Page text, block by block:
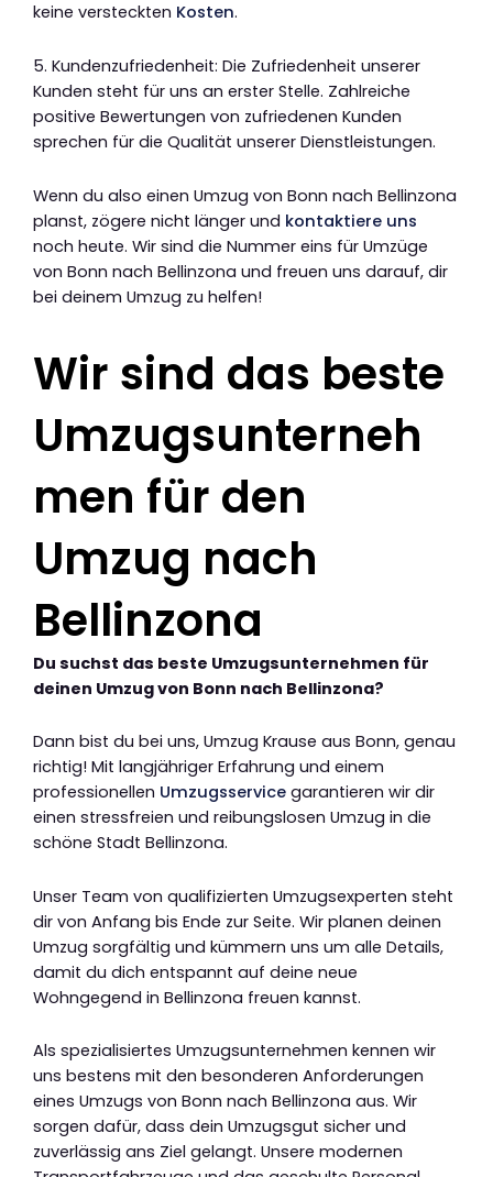
keine versteckten Kosten.
5. Kundenzufriedenheit: Die Zufriedenheit unserer
Kunden steht für uns an erster Stelle. Zahlreiche
positive Bewertungen von zufriedenen Kunden
sprechen für die Qualität unserer Dienstleistungen.
Wenn du also einen Umzug von Bonn nach Bellinzona
planst, zögere nicht länger und kontaktiere uns
noch heute. Wir sind die Nummer eins für Umzüge
von Bonn nach Bellinzona und freuen uns darauf, dir
bei deinem Umzug zu helfen!
Wir sind das beste
Umzugsunterneh
men für den
Umzug nach
Bellinzona
Du suchst das beste Umzugsunternehmen für
deinen Umzug von Bonn nach Bellinzona?
Dann bist du bei uns, Umzug Krause aus Bonn, genau
richtig! Mit langjähriger Erfahrung und einem
professionellen Umzugsservice garantieren wir dir
einen stressfreien und reibungslosen Umzug in die
schöne Stadt Bellinzona.
Unser Team von qualifizierten Umzugsexperten steht
dir von Anfang bis Ende zur Seite. Wir planen deinen
Umzug sorgfältig und kümmern uns um alle Details,
damit du dich entspannt auf deine neue
Wohngegend in Bellinzona freuen kannst.
Als spezialisiertes Umzugsunternehmen kennen wir
uns bestens mit den besonderen Anforderungen
eines Umzugs von Bonn nach Bellinzona aus. Wir
sorgen dafür, dass dein Umzugsgut sicher und
zuverlässig ans Ziel gelangt. Unsere modernen